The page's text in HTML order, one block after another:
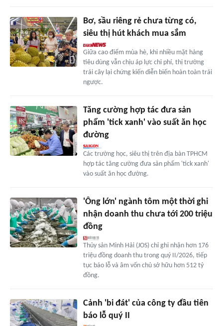
Bơ, sầu riêng rẻ chưa từng có,
siêu thị hút khách mua sắm
Giữa cao điểm mùa hè, khi nhiều mặt hàng
tiêu dùng vẫn chịu áp lực chi phí, thị trường
trái cây lại chứng kiến diễn biến hoàn toàn trái
ngược.
Tăng cường hợp tác đưa sản
phẩm 'tick xanh' vào suất ăn học
đường
Các trường học, siêu thị trên địa bàn TPHCM
hợp tác tăng cường đưa sản phẩm 'tick xanh'
vào suất ăn học đường.
'Ông lớn' ngành tôm một thời ghi
nhận doanh thu chưa tới 200 triệu
đồng
Thủy sản Minh Hải (JOS) chỉ ghi nhận hơn 176
triệu đồng doanh thu trong quý II/2026, tiếp
tục báo lỗ và âm vốn chủ sở hữu hơn 512 tỷ
đồng.
Cảnh 'bi đát' của công ty đầu tiên
báo lỗ quý II